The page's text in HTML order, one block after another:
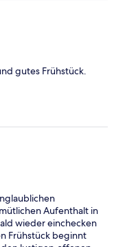
gutes Frühstück.
Aufenthalt in
wieder einchecken
Frühstück beginnt